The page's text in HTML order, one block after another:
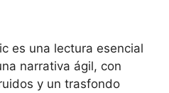
es una lectura esencial
narrativa ágil, con
y un trasfondo